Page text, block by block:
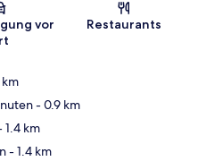
vor
Restaurants
km
- 0.9 km
1.4 km
- 1.4 km